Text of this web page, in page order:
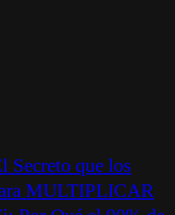
Secreto que los
MULTIPLICAR